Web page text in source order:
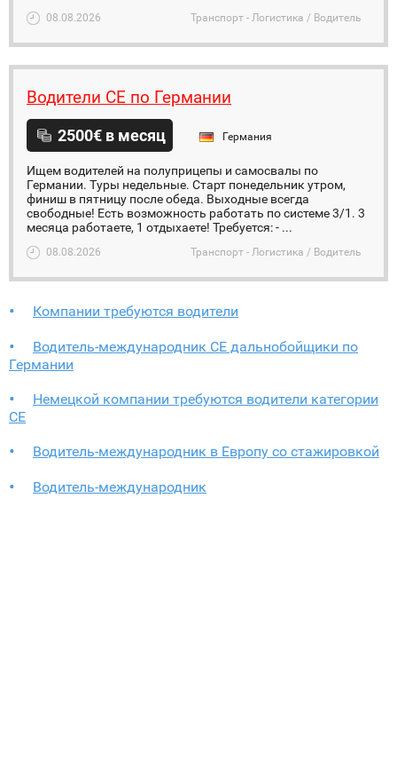
08.08.2026 Транспорт - Логистика / Водитель
Водители СЕ по Германии
2500€ в месяц Германия
Ищем водителей на полуприцепы и самосвалы по
Германии. Туры недельные. Старт понедельник утром,
финиш в пятницу после обеда. Выходные всегда
свободные! Есть возможность работать по системе 3/1. 3
месяца работаете, 1 отдыхаете! Требуется: - ...
08.08.2026 Транспорт - Логистика / Водитель
Компании требуются водители
Водитель-международник СЕ дальнобойщики по
Германии
Немецкой компании требуются водители категории
CE
Водитель-международник в Европу со стажировкой
Водитель-международник